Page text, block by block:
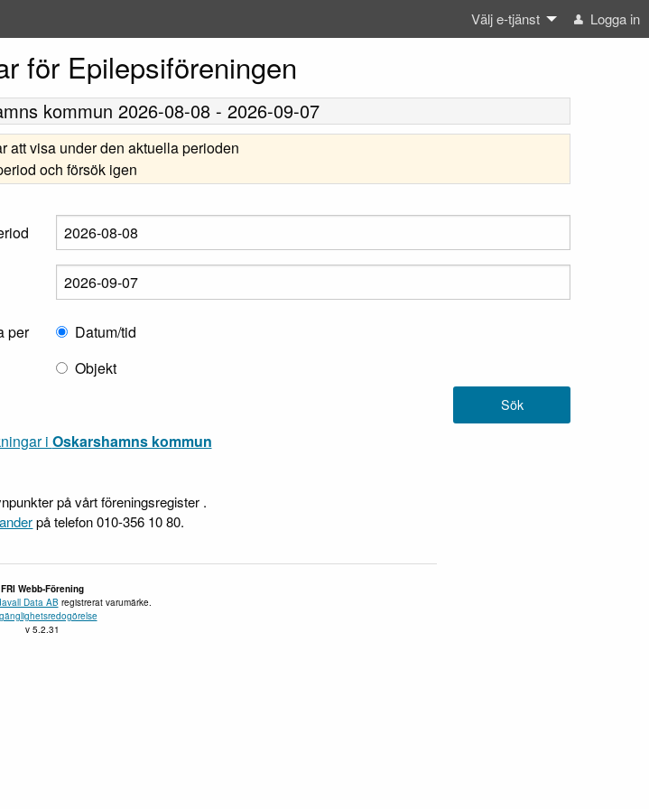
Välj e-tjänst Logga in
för Epilepsiföreningen
kommun 2026-08-08 - 2026-09-07
att visa under den aktuella perioden
och försök igen
per
Datum/tid
Objekt
i Oskarshamns kommun
på vårt föreningsregister .
på telefon 010-356 10 80.
FRI Webb-Förening
Data AB registrerat varumärke.
v 5.2.31